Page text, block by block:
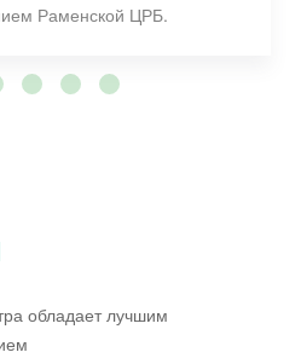
Раменской ЦРБ.
обладает лучшим